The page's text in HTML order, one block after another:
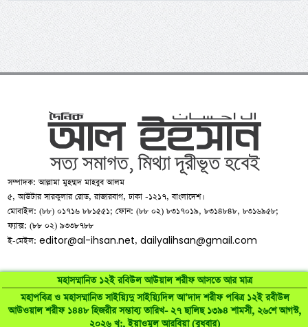
মহাসম্মানিত ১২ই রবিউল আউয়াল শরীফ আসতে আর মাত্র
মহাপবিত্র ও মহাসম্মানিত সাইয়্যিদু সাইয়্যিদিল আ’দাদ শরীফ পবিত্র ১২ই রবীউল
আউওয়াল শরীফ ১৪৪৮ হিজরীর সম্ভাব্য তারিখ- ২৭ ছালিছ ১৩৯৪ শামসী, ২৬শে আগস্ট,
২০২৬ খৃ:, ইয়াওমুল আরবিয়া (বুধবার)
সম্পাদক: আল্লামা মুহম্মদ মাহবুব আলম
৫, আউটার সারকুলার রোড, রাজারবাগ, ঢাকা -১২১৭, বাংলাদেশ।
মোবাইল: (৮৮) ০১৭১৬ ৮৮১৫৫১; ফোন: (৮৮ ০২) ৮৩১৭০১৯, ৮৩১৪৮৪৮, ৮৩১৬৯৫৮;
ফ্যাক্স: (৮৮ ০২) ৯৩৩৮৭৮৮
ই-মেইল:editor@al-ihsan.net,dailyalihsan@gmail.com
©al-ihsan.net2007-2026. All Rights Reserved | Developed by: